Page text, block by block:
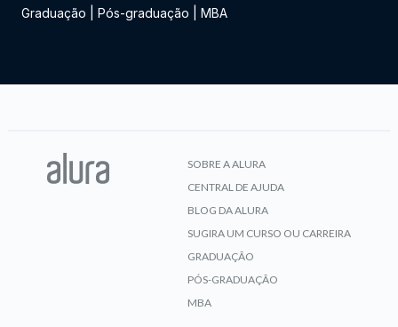
Graduação Pós-graduação MBA
SOBRE A ALURA
CENTRAL DE AJUDA
BLOG DA ALURA
SUGIRA UM CURSO OU CARREIRA
GRADUAÇÃO
PÓS-GRADUAÇÃO
MBA